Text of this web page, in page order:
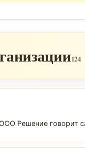
124
Решение говорит